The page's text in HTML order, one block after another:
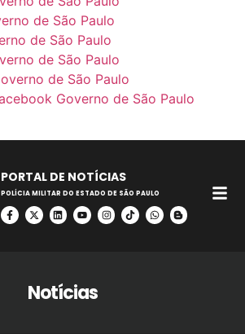
PORTAL DE NOTÍCIAS
POLÍCIA MILITAR DO ESTADO DE SÃO PAULO
Notícias